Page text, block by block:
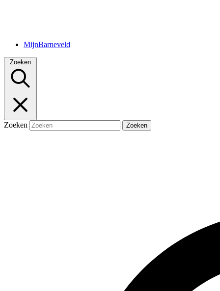
MijnBarneveld
Zoeken
Zoeken Zoeken